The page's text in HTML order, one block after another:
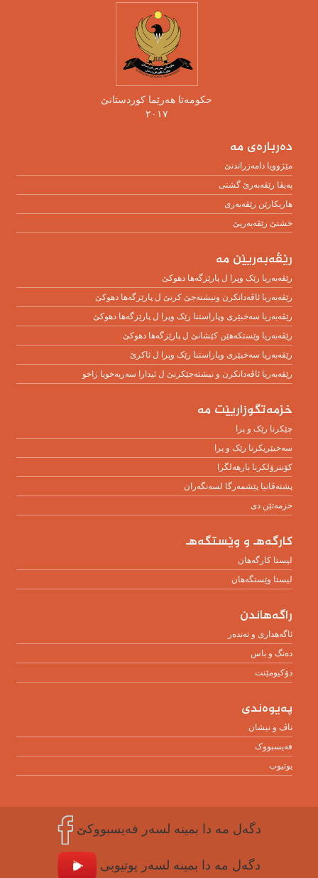
حکومەتا هەرێما کوردستانێ
٢٠١٧
دەربارەی مە
مێژوویا دامەزراندنێ
پەیڤا رێڤەبەرێ گشتی
هاریکارێن رێڤەبەری
خشتێ رێڤەبەریێ
رێڤەبەریێن مە
رێڤەبەریا رێک وپرا ل پارێزگەها دهوکێ
رێڤەبەریا ئاڤەدانکرن ونیشتەجێ کرنێ ل پارێزگەها دهوکێ
رێڤەبەریا سەخبێرى وپاراستنا رێک وپرا ل پارێزگەها دهوکێ
رێڤەبەریا وێستکەهێن کێشانێ ل پارێزگەها دهوکێ
رێڤەبەریا سەخبێرى وپاراستنا رێک وپرا ل ئاکرێ
رێڤه‌به‌ریا ئاڤه‌دانكرن و نیشته‌جێكرنێ ل ئیدارا سه‌ربه‌خویا زاخو
خزمەتگوزاریێت مە
چێکرنا رێک و پرا
سەخبێریکرنا رێک و پرا
کۆنترۆلکرنا بارهەلگرا
پشتەڤانیا پێشمەرگا لسەنگەران
خزمەتێن دی
كارگەهـ و وێستگەهـ
لیستا کارگەهان
لیستا وێستگەهان
راگەهاندن
ئاگەهداری و تەندەر
دەنگ و باس
دۆکیومێنت
پەیوەندی
ناڤ و نیشان
فەیسبووک
یوتیوب
دگه‌ل مه‌ دا بمینه‌ لسه‌ر فه‌یسبووکێ
دگه‌ل مه‌ دا بمینه‌ لسه‌ر یوتیوبی